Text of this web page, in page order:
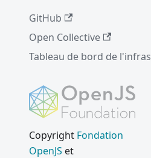
GitHub
Open Collective
Tableau de bord de
Copyright Fondation
OpenJS et